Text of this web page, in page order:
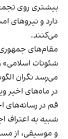
بیشتری روی
دارد و نیروهای
می‌کنند.
مقام‌های
شئونات
می‌رسد نگران
در ماه‌های اخیر
قم در رسانه‌های
شبیه به اعتراف
و موسیقی، از